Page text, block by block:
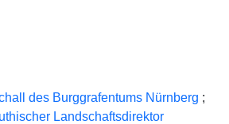
des Burggrafentums Nürnberg ;
Landschaftsdirektor